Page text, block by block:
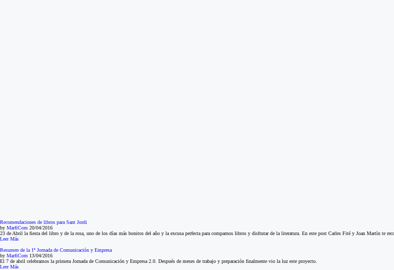
Recomendaciones de libros para Sant Jordi
by MarfiCom 20/04/2016
23 de Abril la fiesta del libro y de la rosa, uno de los días más bonitos del año y la excusa perfecta para comparnos libros y disfrutar de la literatura. En este post Carles Fité y Joan Martín te
Leer Más
Resumen de la 1ª Jornada de Comunicación y Empresa
by MarfiCom 13/04/2016
El 7 de abril celebramos la primera Jornada de Comunicación y Empresa 2.0. Después de meses de trabajo y preparación finalmente vio la luz este proyecto.
Leer Más